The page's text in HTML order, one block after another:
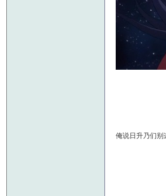
俺说日升乃们